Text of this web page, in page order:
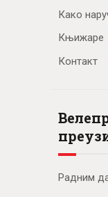
Како
Књижаре
Контакт
Радним